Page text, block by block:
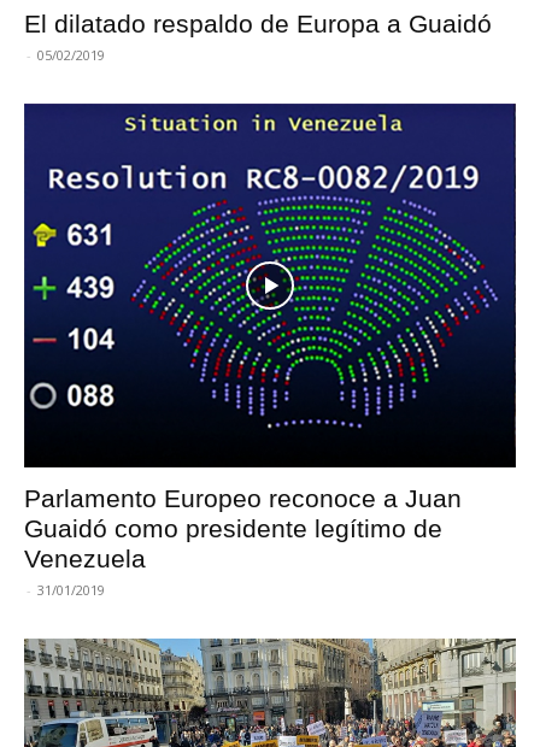
El dilatado respaldo de Europa a Guaidó
- 05/02/2019
Parlamento Europeo reconoce a Juan
Guaidó como presidente legítimo de
Venezuela
- 31/01/2019